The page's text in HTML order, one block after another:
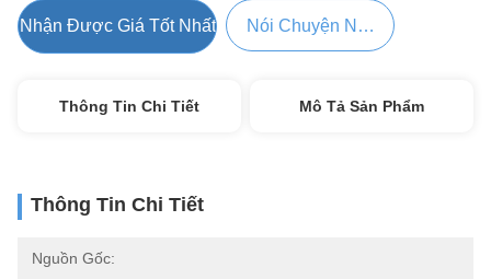
Nhận Được Giá Tốt Nhất Nói Chuyện Ngay.
Thông Tin Chi Tiết Mô Tả Sản Phẩm
Thông Tin Chi Tiết
Nguồn Gốc: